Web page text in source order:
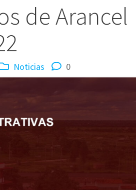
de Arancel
Noticias 0